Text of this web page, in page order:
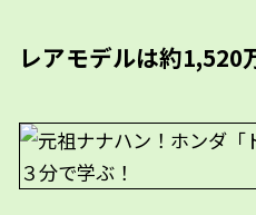
レアモデルは約1,520